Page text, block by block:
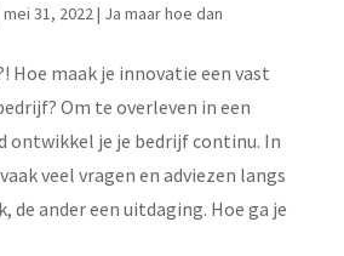
mei 31, 2022 | Ja maar hoe dan
Hoe maak je innovatie een vast
Om te overleven in een
ontwikkel je je bedrijf continu. In
veel vragen en adviezen langs
de ander een uitdaging. Hoe ga je